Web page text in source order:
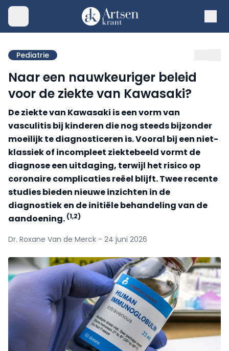
Pediatrie
Naar een nauwkeuriger beleid
voor de ziekte van Kawasaki?
De ziekte van Kawasaki is een vorm van
vasculitis bij kinderen die nog steeds bijzonder
moeilijk te diagnosticeren is. Vooral bij een niet-
klassiek of incompleet ziektebeeld vormt de
diagnose een uitdaging, terwijl het risico op
coronaire complicaties reëel blijft. Twee recente
studies bieden nieuwe inzichten in de
diagnostiek en de initiële behandeling van de
aandoening. (1,2)
Dr. Roxane Van de Merck - 24 juni 2026